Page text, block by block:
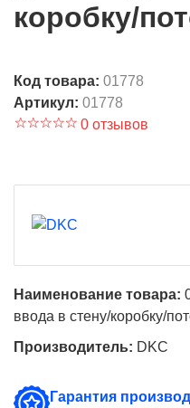
коробку/
Код товара: 01778
Артикул: 01778
0 отзывов
Наименование товара:
ввода в стену/коробку/
Производитель: DKC
Гарантия